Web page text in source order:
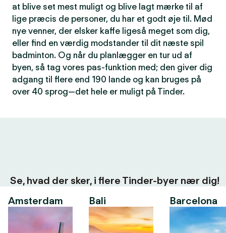
at blive set mest muligt og blive lagt mærke til af
lige præcis de personer, du har et godt øje til. Mød
nye venner, der elsker kaffe ligeså meget som dig,
eller find en værdig modstander til dit næste spil
badminton. Og når du planlægger en tur ud af
byen, så tag vores pas-funktion med; den giver dig
adgang til flere end 190 lande og kan bruges på
over 40 sprog—det hele er muligt på Tinder.
Se, hvad der sker, i flere Tinder-byer nær dig!
Amsterdam
Bali Barcelona